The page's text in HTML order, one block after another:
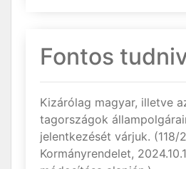
Fontos
Kizárólag magyar, illetve
tagországok
jelentkezését várjuk. (118/
Kormányrendelet,